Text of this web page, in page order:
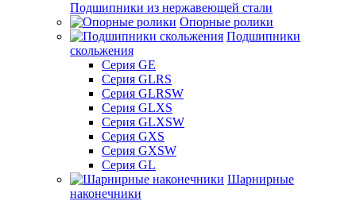
Подшипники из нержавеющей стали
Опорные ролики
Подшипники
скольжения
Серия GE
Серия GLRS
Серия GLRSW
Серия GLXS
Серия GLXSW
Серия GXS
Серия GXSW
Серия GL
Шарнирные
наконечники